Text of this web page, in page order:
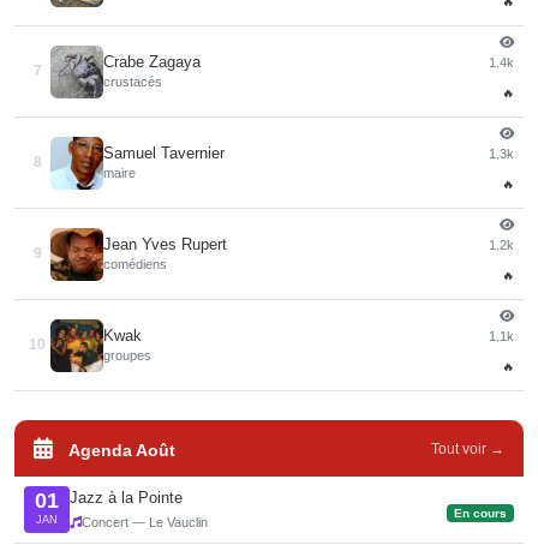
7
Crabe Zagaya
crustacés
1.4k
🔥
8
Samuel Tavernier
maire
1.3k
🔥
9
Jean Yves Rupert
comédiens
1.2k
🔥
10
Kwak
groupes
1.1k
🔥
Agenda Août Tout voir →
01
JAN
Jazz à la Pointe
Concert — Le Vauclin
En cours